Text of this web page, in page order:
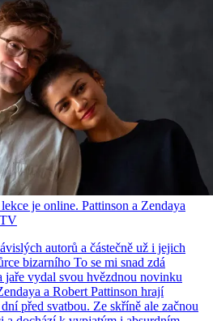
je online. Pattinson a Zendaya
autorů a částečně už i jejich
bizarního To se mi snad zdá
vydal svou hvězdnou novinku
a Robert Pattinson hrají
před svatbou. Ze skříně ale začnou